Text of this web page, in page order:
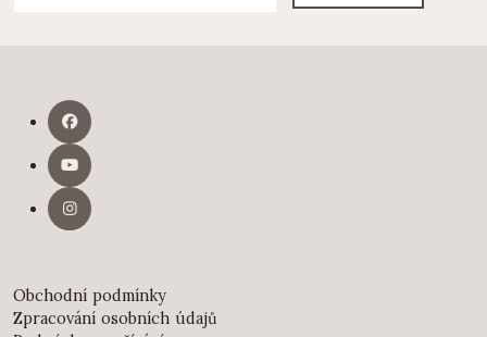
Obchodní podmínky
Zpracování osobních údajů